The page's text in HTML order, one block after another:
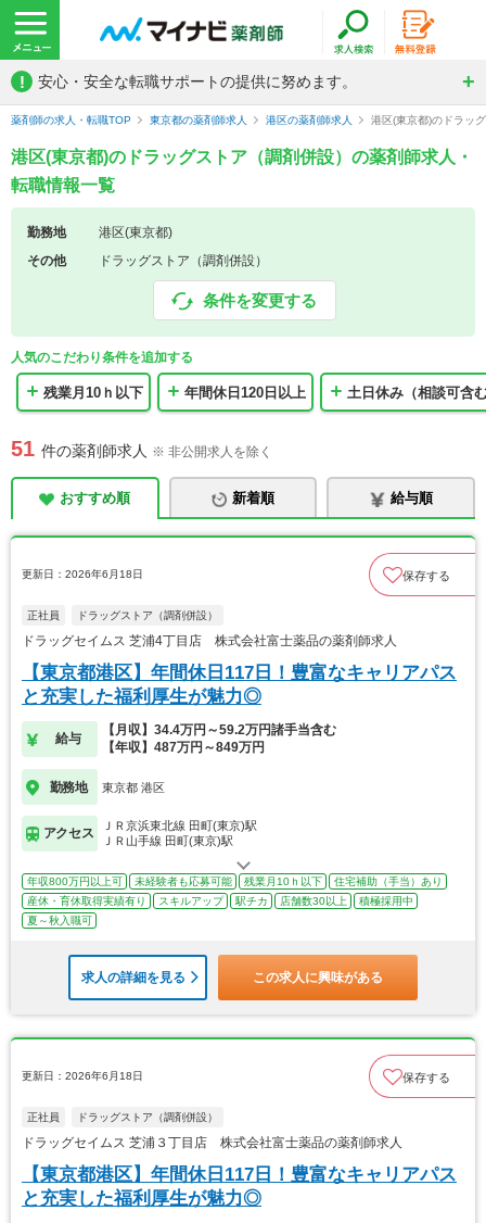
! 安心・安全な転職サポートの提供に努めます。
薬剤師の求人・転職TOP 東京都の薬剤師求人 港区の薬剤師求人 港区(東京都)のドラッ
港区(東京都)のドラッグストア（調剤併設）の薬剤師求人・
転職情報一覧
勤務地
港区(東京都)
その他
ドラッグストア（調剤併設）
条件を変更する
人気のこだわり条件を追加する
残業月10ｈ以下 年間休日120日以上 土日休み（相談可含
51 件の薬剤師求人 ※ 非公開求人を除く
おすすめ順 新着順 給与順
更新日：2026年6月18日 保存する
正社員 ドラッグストア（調剤併設）
ドラッグセイムス 芝浦4丁目店 株式会社富士薬品の薬剤師求人
【東京都港区】年間休日117日！豊富なキャリアパス
と充実した福利厚生が魅力◎
給与
【月収】34.4万円～59.2万円諸手当含む
【年収】487万円～849万円
勤務地 東京都 港区
アクセス
ＪＲ京浜東北線 田町(東京)駅
ＪＲ山手線 田町(東京)駅
年収800万円以上可 未経験者も応募可能 残業月10ｈ以下
住宅補助（手当）あり
産休・育休取得実績有り
スキルアップ 駅チカ 店舗数30以上
積極採用中
夏～秋入職可
求人の詳細を見る この求人に興味がある
更新日：2026年6月18日 保存する
正社員 ドラッグストア（調剤併設）
ドラッグセイムス 芝浦３丁目店 株式会社富士薬品の薬剤師求人
【東京都港区】年間休日117日！豊富なキャリアパス
と充実した福利厚生が魅力◎